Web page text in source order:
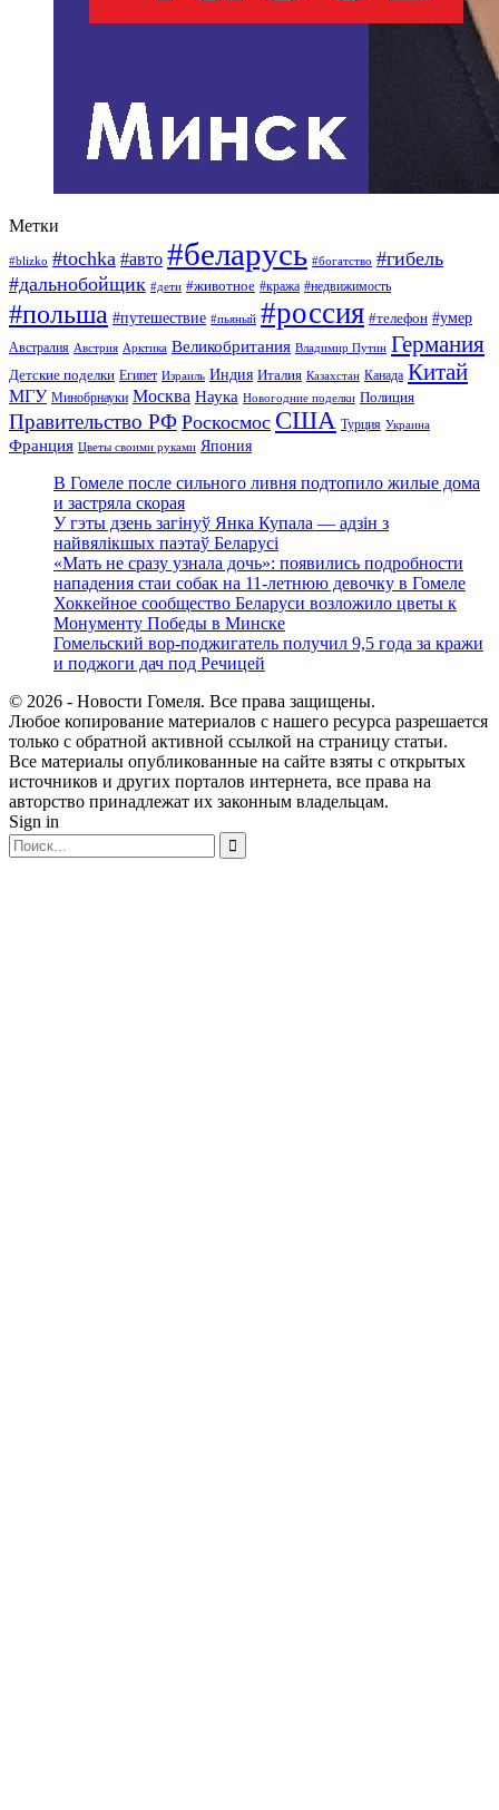
Метки
#blizko #tochka #авто #беларусь #богатство #гибель
#дальнобойщик #дети #животное #кража #недвижимость
#польша #путешествие #пьяный #россия #телефон #умер
Австралия Австрия Арктика Великобритания Владимир Путин Германия
Детские поделки Египет Израиль Индия Италия Казахстан Канада Китай
МГУ Минобрнауки Москва Наука Новогодние поделки Полиция
Правительство РФ Роскосмос США Турция Украина
Франция Цветы своими руками Япония
В Гомеле после сильного ливня подтопило жилые дома
и застряла скорая
У гэты дзень загінуў Янка Купала — адзін з
найвялікшых паэтаў Беларусі
«Мать не сразу узнала дочь»: появились подробности
нападения стаи собак на 11-летнюю девочку в Гомеле
Хоккейное сообщество Беларуси возложило цветы к
Монументу Победы в Минске
Гомельский вор-поджигатель получил 9,5 года за кражи
и поджоги дач под Речицей
© 2026 - Новости Гомеля. Все права защищены.
Любое копирование материалов с нашего ресурса разрешается
только с обратной активной ссылкой на страницу статьи.
Все материалы опубликованные на сайте взяты с открытых
источников и других порталов интернета, все права на
авторство принадлежат их законным владельцам.
Sign in